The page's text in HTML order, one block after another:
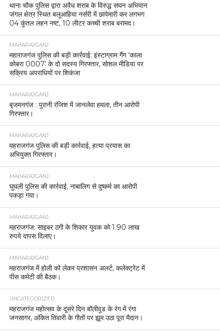
थाना चौक पुलिस द्वारा अवैध शराब के विरुद्ध सघन अभियान
जंगल क्षेत्र स्थित बलुआहिया नर्सरी में छापेमारी कर लगभग
04 कुंतल लहन नष्ट, 10 लीटर कच्ची शराब बरामद।
MAHARAJGANJ
महाराजगंज पुलिस की बड़ी कार्रवाई: इंस्टाग्राम गैंग ‘काला
कोबरा 0007’ के दो सदस्य गिरफ्तार, सोशल मीडिया पर
सक्रिय अपराधियों पर शिकंजा
MAHARAJGANJ
बृजमनगंज : पुरानी रंजिश में जानलेवा हमला, तीन आरोपी
गिरफ्तार।
MAHARAJGANJ
महराजगंज पुलिस की बड़ी कार्रवाई, हत्या प्रयास का
अभियुक्त गिरफ्तार।
MAHARAJGANJ
घुघली पुलिस की कार्रवाई, नाबालिग से दुष्कर्म का आरोपी
पकड़ा गया।
MAHARAJGANJ
महराजगंज: साइबर ठगी के शिकार युवक को 1.90 लाख
रुपये वापस दिलाए।
MAHARAJGANJ
महराजगंज में होली को लेकर प्रशासन अलर्ट, कलेक्ट्रेट में
पीस कमेटी की बैठक।
UNCATEGORIZED
महराजगंज महोत्सव के दूसरे दिन बॉलीवुड के रंग में रंगा
जनसागर, अंकित तिवारी के गीतों पर झूम उठा पूरा मैदान।